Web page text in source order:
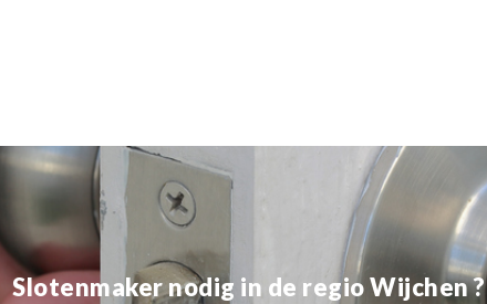
Slotenmaker nodig in de regio Wijchen ?